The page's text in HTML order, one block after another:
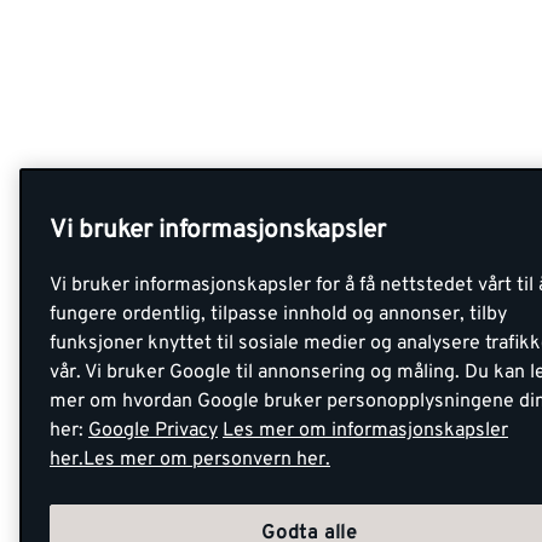
Vi bruker informasjonskapsler
Vi bruker informasjonskapsler for å få nettstedet vårt til
fungere ordentlig, tilpasse innhold og annonser, tilby
funksjoner knyttet til sosiale medier og analysere
vår. Vi bruker Google til annonsering og måling. Du kan
mer om hvordan Google bruker personopplysningene
her: Google Privacy Les mer om informasjonskapsler
her.Les mer om personvern her.
Godta alle